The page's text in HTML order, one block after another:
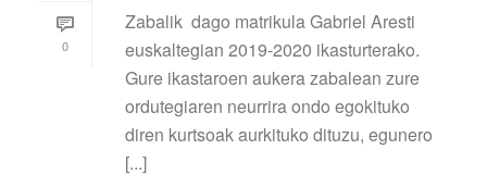
0
Zabalik dago matrikula Gabriel Aresti
euskaltegian 2019-2020 ikasturterako.
Gure ikastaroen aukera zabalean zure
ordutegiaren neurrira ondo egokituko
diren kurtsoak aurkituko dituzu, egunero
[...]